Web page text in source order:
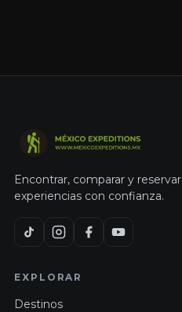
Encontrar, comparar y reservar
experiencias con confianza.
EXPLORAR
Destinos